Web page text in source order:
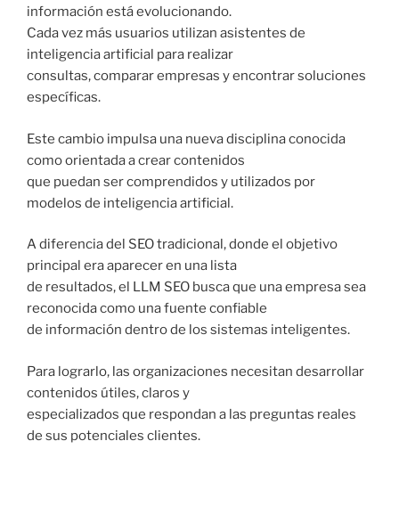
información está evolucionando.
Cada vez más usuarios utilizan asistentes de
inteligencia artificial para realizar
consultas, comparar empresas y encontrar soluciones
específicas.
Este cambio impulsa una nueva disciplina conocida
como orientada a crear contenidos
que puedan ser comprendidos y utilizados por
modelos de inteligencia artificial.
A diferencia del SEO tradicional, donde el objetivo
principal era aparecer en una lista
de resultados, el LLM SEO busca que una empresa sea
reconocida como una fuente confiable
de información dentro de los sistemas inteligentes.
Para lograrlo, las organizaciones necesitan desarrollar
contenidos útiles, claros y
especializados que respondan a las preguntas reales
de sus potenciales clientes.